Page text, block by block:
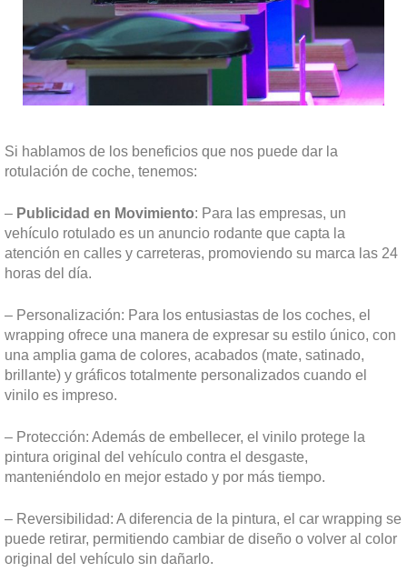
Si hablamos de los beneficios que nos puede dar la
rotulación de coche, tenemos:
– Publicidad en Movimiento: Para las empresas, un
vehículo rotulado es un anuncio rodante que capta la
atención en calles y carreteras, promoviendo su marca las 24
horas del día.
– Personalización: Para los entusiastas de los coches, el
wrapping ofrece una manera de expresar su estilo único, con
una amplia gama de colores, acabados (mate, satinado,
brillante) y gráficos totalmente personalizados cuando el
vinilo es impreso.
– Protección: Además de embellecer, el vinilo protege la
pintura original del vehículo contra el desgaste,
manteniéndolo en mejor estado y por más tiempo.
– Reversibilidad: A diferencia de la pintura, el car wrapping se
puede retirar, permitiendo cambiar de diseño o volver al color
original del vehículo sin dañarlo.